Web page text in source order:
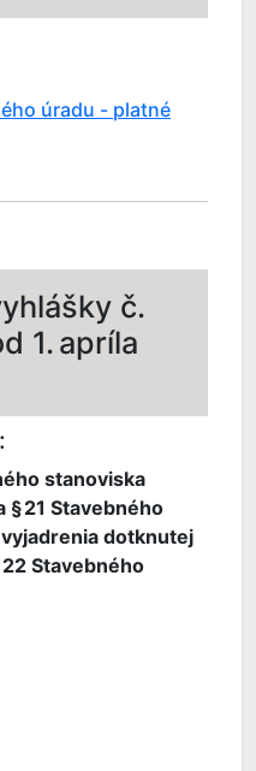
úradu - platné
č.
1. apríla
stanoviska
21 Stavebného
dotknutej
Stavebného